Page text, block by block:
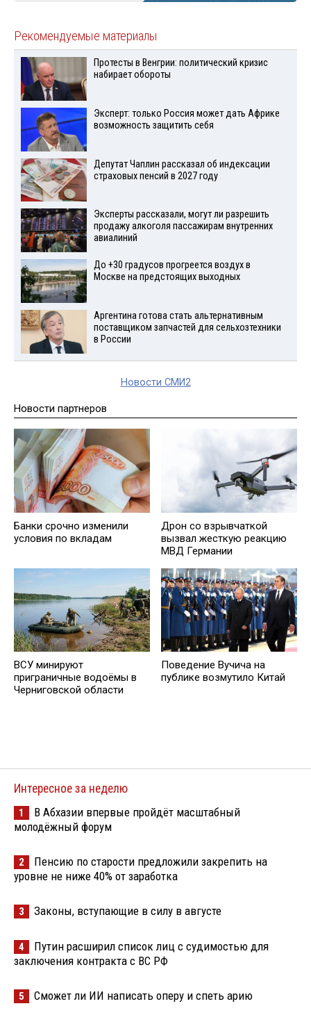
Рекомендуемые материалы
Протесты в Венгрии: политический кризис
набирает обороты
Эксперт: только Россия может дать Африке
возможность защитить себя
Депутат Чаплин рассказал об индексации
страховых пенсий в 2027 году
Эксперты рассказали, могут ли разрешить
продажу алкоголя пассажирам внутренних
авиалиний
До +30 градусов прогреется воздух в
Москве на предстоящих выходных
Аргентина готова стать альтернативным
поставщиком запчастей для сельхозтехники
в России
Новости СМИ2
Новости партнеров
Банки срочно изменили
условия по вкладам
Дрон со взрывчаткой
вызвал жесткую реакцию
МВД Германии
ВСУ минируют
приграничные водоёмы в
Черниговской области
Поведение Вучича на
публике возмутило Китай
Интересное за неделю
1
В Абхазии впервые пройдёт масштабный
молодёжный форум
2
Пенсию по старости предложили закрепить на
уровне не ниже 40% от заработка
3 Законы, вступающие в силу в августе
4
Путин расширил список лиц с судимостью для
заключения контракта с ВС РФ
5 Сможет ли ИИ написать оперу и спеть арию